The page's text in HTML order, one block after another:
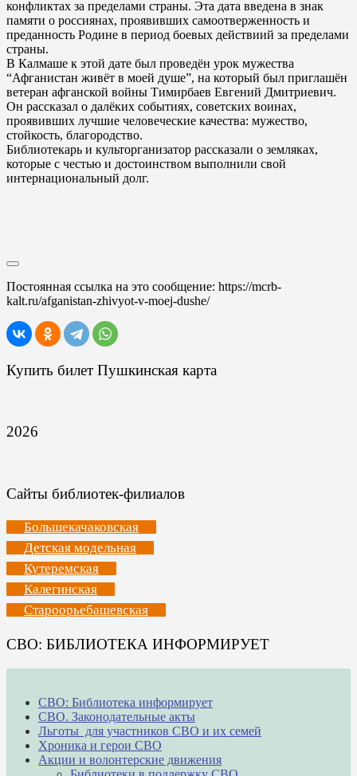
конфликтах за пределами страны. Эта дата введена в знак
памяти о россиянах, проявивших самоотверженность и
преданность Родине в период боевых действиий за пределами
страны.
В Калмаше к этой дате был проведён урок мужества
“Афганистан живёт в моей душе”, на который был приглашён
ветеран афганской войны Тимирбаев Евгений Дмитриевич.
Он рассказал о далёких событиях, советских воинах,
проявивших лучшие человеческие качества: мужество,
стойкость, благородство.
Библиотекарь и культорганизатор рассказали о земляках,
которые с честью и достоинством выполнили свой
интернациональный долг.
Постоянная ссылка на это сообщение: https://mcrb-
kalt.ru/afganistan-zhivyot-v-moej-dushe/
Купить билет Пушкинская карта
2026
Сайты библиотек-филиалов
Большекачаковская
Детская модельная
Кутеремская
Калегинская
Староорьебашевская
СВО: БИБЛИОТЕКА ИНФОРМИРУЕТ
СВО: Библиотека информирует
СВО. Законодательные акты
Льготы для участников СВО и их семей
Хроника и герои СВО
Акции и волонтерские движения